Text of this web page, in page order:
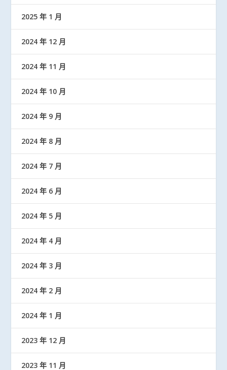
2025 年 1 月
2024 年 12 月
2024 年 11 月
2024 年 10 月
2024 年 9 月
2024 年 8 月
2024 年 7 月
2024 年 6 月
2024 年 5 月
2024 年 4 月
2024 年 3 月
2024 年 2 月
2024 年 1 月
2023 年 12 月
2023 年 11 月